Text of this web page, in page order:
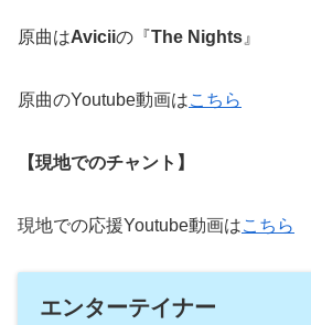
原曲はAviciiの『The Nights 』
原曲のYoutube動画はこちら
【現地でのチャント】
現地での応援Youtube動画はこちら
エンターテイナー